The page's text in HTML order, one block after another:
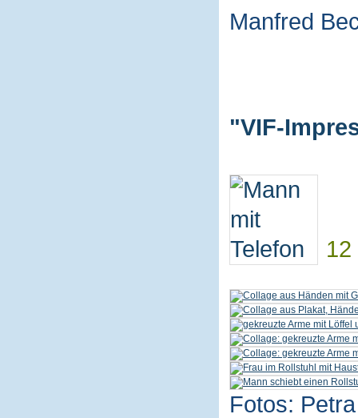
Manfred
"VIF-
12
Fotos: